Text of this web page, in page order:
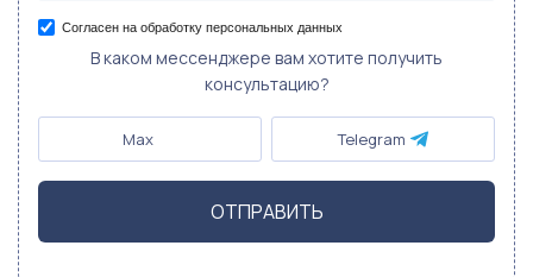
Согласен на обработку персональных данных
В каком мессенджере вам хотите получить
консультацию?
Max Telegram
ОТПРАВИТЬ